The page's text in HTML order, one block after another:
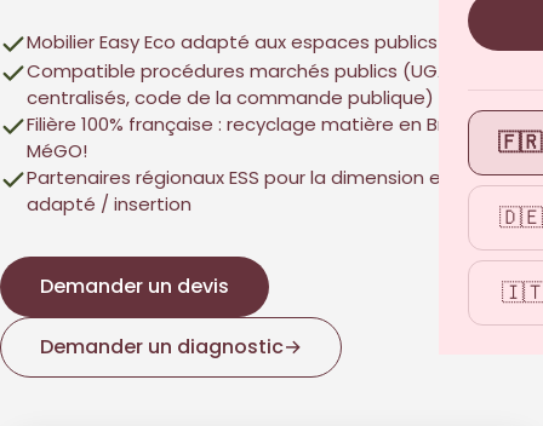
🇫🇷
🇩🇪
Mobilier Easy Eco adapté aux espaces publics urbains
Compatible procédures marchés publics (UGAP, achats
centralisés, code de la commande publique)
Filière 100% française : recyclage matière en Bretagne via
MéGO!
Partenaires régionaux ESS pour la dimension emploi
adapté / insertion
Demander un devis
Demander un diagnostic→